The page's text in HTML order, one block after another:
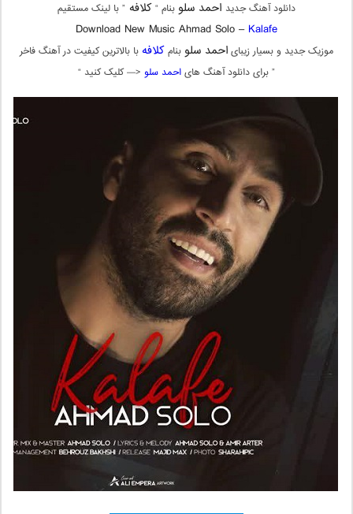
دانلود آهنگ جدید احمد سلو بنام “کلافه ” با لینک مستقیم
Download New Music Ahmad Solo – Kalafe
موزیک جدید و بسیار زیبایاحمد سلو بنام کلافهبا بالاترین کیفیت در آهنگ فاخر
” برای دانلود آهنگ هایاحمد سلو <— کلیک کنید “